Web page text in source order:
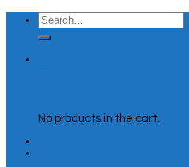
Skip
content
Search
for:
No products in the cart.